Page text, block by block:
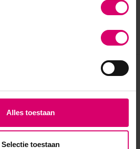
Alles toestaan
Selectie toestaan